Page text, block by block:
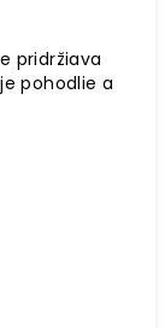
pridržiava
pohodlie a